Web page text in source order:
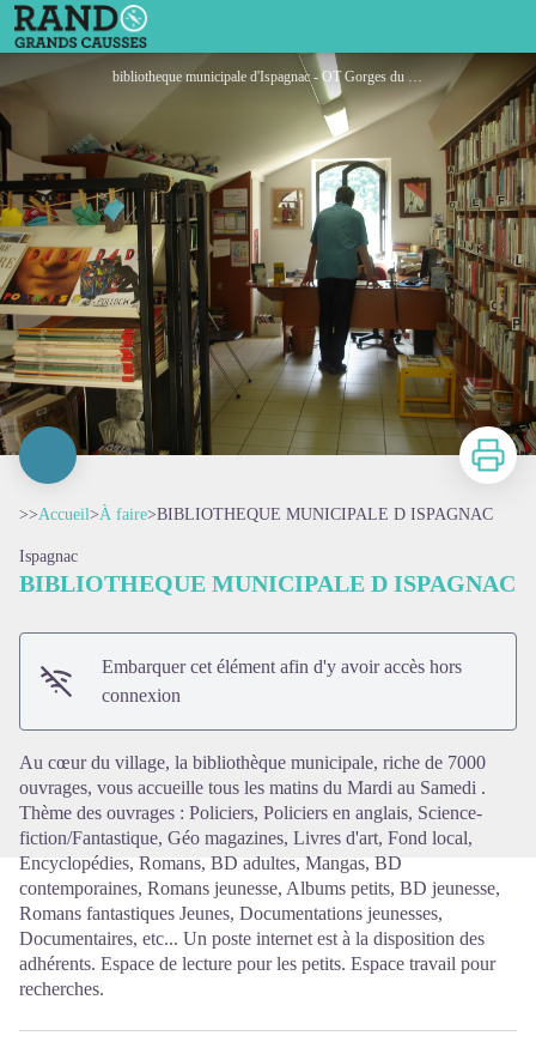
BIBLIOTHEQUE MUNICIPALE D ISPAGNAC
bibliotheque municipale d'Ispagnac - OT Gorges du tarn Causses et Cévennes
Voir l'image en plein écran
Imprimer
>>Accueil>À faire>BIBLIOTHEQUE MUNICIPALE D ISPAGNAC
Ispagnac
BIBLIOTHEQUE MUNICIPALE D ISPAGNAC
Embarquer cet élément afin d'y avoir accès hors
connexion
Au cœur du village, la bibliothèque municipale, riche de 7000
ouvrages, vous accueille tous les matins du Mardi au Samedi .
Thème des ouvrages : Policiers, Policiers en anglais, Science-
fiction/Fantastique, Géo magazines, Livres d'art, Fond local,
Encyclopédies, Romans, BD adultes, Mangas, BD
contemporaines, Romans jeunesse, Albums petits, BD jeunesse,
Romans fantastiques Jeunes, Documentations jeunesses,
Documentaires, etc... Un poste internet est à la disposition des
adhérents. Espace de lecture pour les petits. Espace travail pour
recherches.